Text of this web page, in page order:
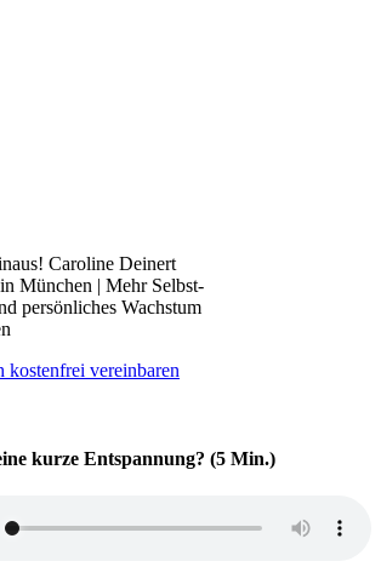
Caroline Deinert
München | Mehr Selbst-
persönliches Wachstum
kostenfrei vereinbaren
kurze Entspannung? (5 Min.)